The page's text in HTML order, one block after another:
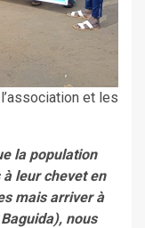
et les
la population
à leur chevet en
mais arriver à
nous